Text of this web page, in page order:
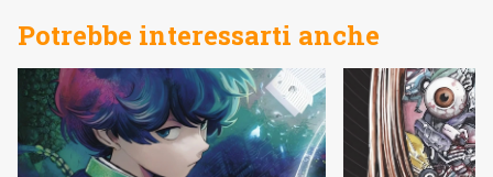
Potrebbe interessarti anche